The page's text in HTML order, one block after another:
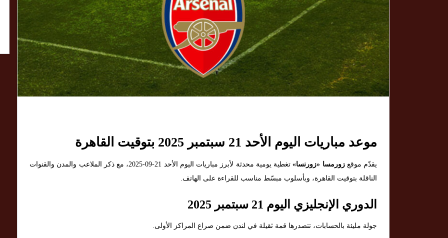
موعد مباريات اليوم الأحد 21 سبتمبر 2025 بتوقيت القاهرة
يقدّم موقعزورمسا «زورنسا»
تغطية يومية محدثة لأبرز مباريات اليوم الأحد 21-09-2025، مع ذكر الملاعب والمدن والقنوات
الناقلة بتوقيت القاهرة، وبأسلوب مبسّط مناسب للقراءة على الهاتف.
الدوري الإنجليزي اليوم 21 سبتمبر 2025
جولة مليئة بالحسابات، تتصدرها قمة ثقيلة في لندن ضمن صراع المراكز الأولى.